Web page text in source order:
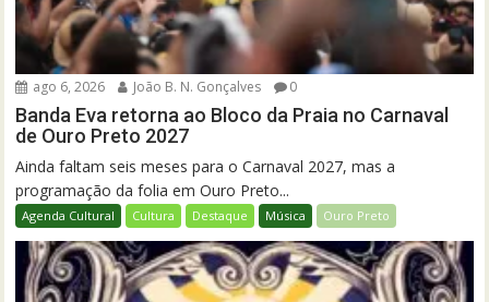
ago 6, 2026 João B. N. Gonçalves 0
Banda Eva retorna ao Bloco da Praia no Carnaval
de Ouro Preto 2027
Ainda faltam seis meses para o Carnaval 2027, mas a
programação da folia em Ouro Preto...
Agenda Cultural Cultura Destaque Música Ouro Preto